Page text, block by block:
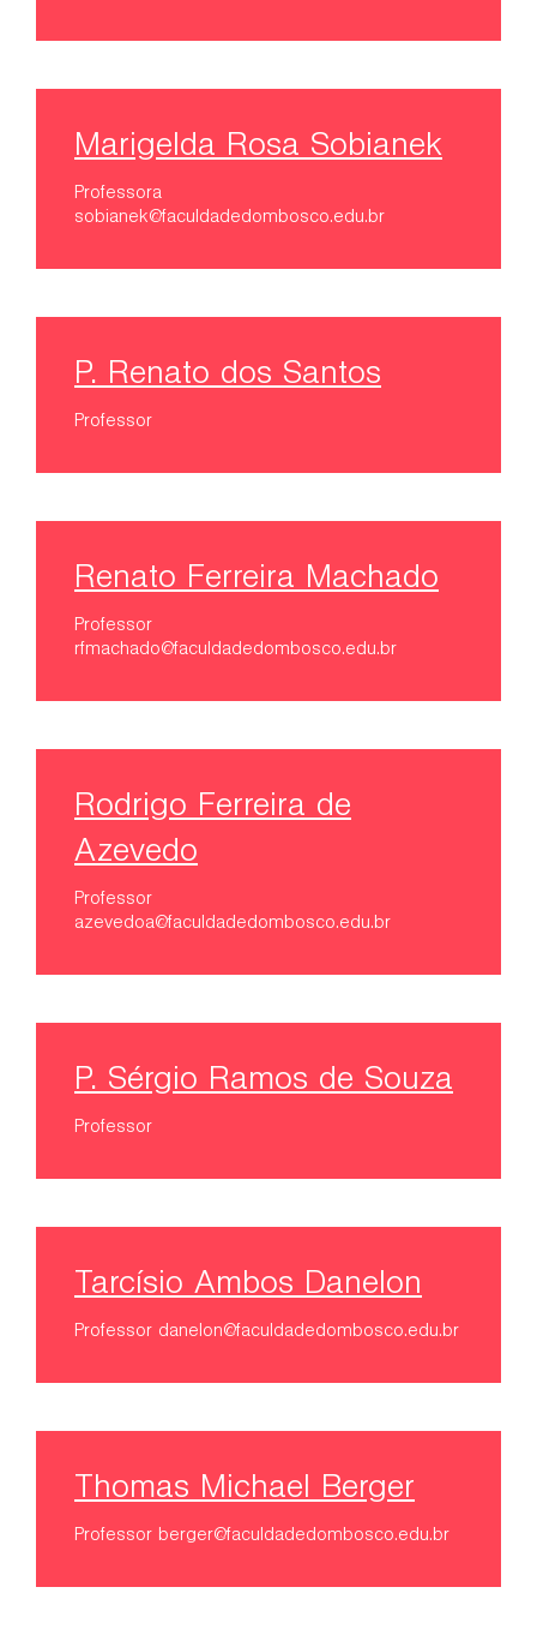
Marigelda Rosa Sobianek
Professora
sobianek@faculdadedombosco.edu.br
P. Renato dos Santos
Professor
Renato Ferreira Machado
Professor
rfmachado@faculdadedombosco.edu.br
Rodrigo Ferreira de
Azevedo
Professor
azevedoa@faculdadedombosco.edu.br
P. Sérgio Ramos de Souza
Professor
Tarcísio Ambos Danelon
Professor danelon@faculdadedombosco.edu.br
Thomas Michael Berger
Professor berger@faculdadedombosco.edu.br